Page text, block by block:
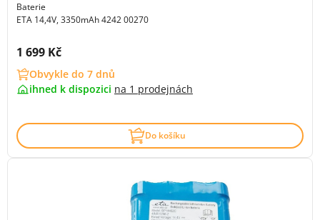
Baterie
ETA 14,4V, 3350mAh 4242 00270
Cena s DPH:
1 699 Kč
Obvykle do 7 dnů
ihned k dispozici na 1 prodejnách
Do košíku